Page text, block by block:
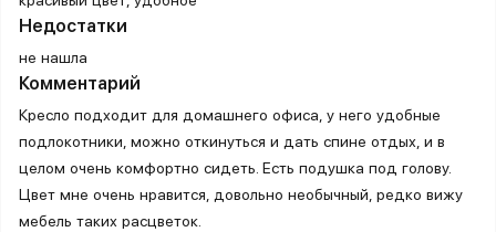
Недостатки
не нашла
Комментарий
Кресло подходит для домашнего офиса, у него удобные
подлокотники, можно откинуться и дать спине отдых, и в
целом очень комфортно сидеть. Есть подушка под голову.
Цвет мне очень нравится, довольно необычный, редко вижу
мебель таких расцветок.